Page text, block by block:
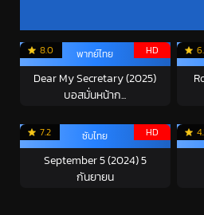
8.0 HD
พากย์ไทย
Dear My Secretary (2025)
บอสมั่นหน้าก...
7.2 HD
ซับไทย
September 5 (2024) 5
กันยายน